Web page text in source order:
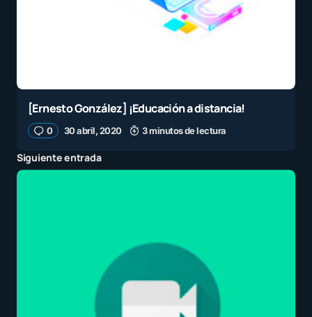
[Ernesto González] ¡Educación a distancia!
0 30 abril, 2020 3 minutos de lectura
Siguiente entrada